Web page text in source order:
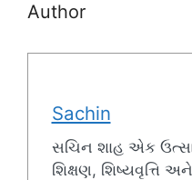
Author
Sachin
સચિન શાહ એક
શિક્ષણ, શિષ્યવૃત્તિ